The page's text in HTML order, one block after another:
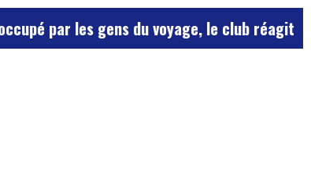
du voyage, le club réagit avec humour